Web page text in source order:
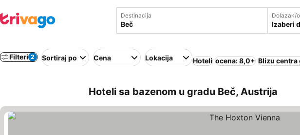
Destinacija Dolazak/
Izaberi
Filteri 2 Sortiraj po Cena Lokacija Hoteli ocena: 8,0+ Blizu centra
Hoteli sa bazenom u gradu Beč, Austrija